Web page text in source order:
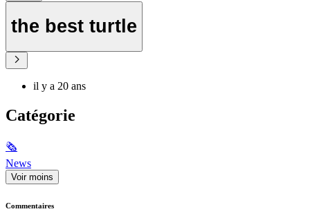
the best turtle
il y a 20 ans
Catégorie
🗞
News
Voir moins
Commentaires